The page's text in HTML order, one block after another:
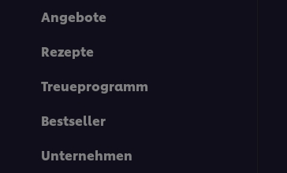
Angebote
Rezepte
Treueprogramm
Bestseller
Unternehmen